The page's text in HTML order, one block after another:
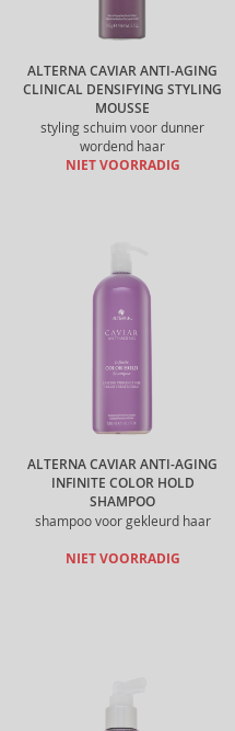
ALTERNA CAVIAR ANTI-AGING
CLINICAL DENSIFYING STYLING
MOUSSE
styling schuim voor dunner
wordend haar
NIET VOORRADIG
ALTERNA CAVIAR ANTI-AGING
INFINITE COLOR HOLD
SHAMPOO
shampoo voor gekleurd haar
NIET VOORRADIG